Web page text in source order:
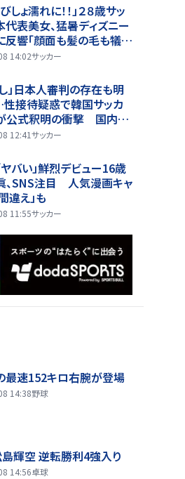
しょ濡れに！！」２８歳サッ
表美女、猛暑ディズニー
反響「顔面も髪の毛も犠牲
ぶ濡れショットに騒然「水
14:02サッカー
」日本人審判の存在も明
接待疑惑で韓国サッカ
公式釈明の衝撃 国内で
難「事実なら審判を買収
12:41サッカー
ヤバい」鮮烈デビュー16歳
、SNS注目 人気漫画キャ
違え」も
11:55サッカー
最速152キロ右腕が登場
14:38野球
島輝空 逆転勝利4強入り
14:56卓球